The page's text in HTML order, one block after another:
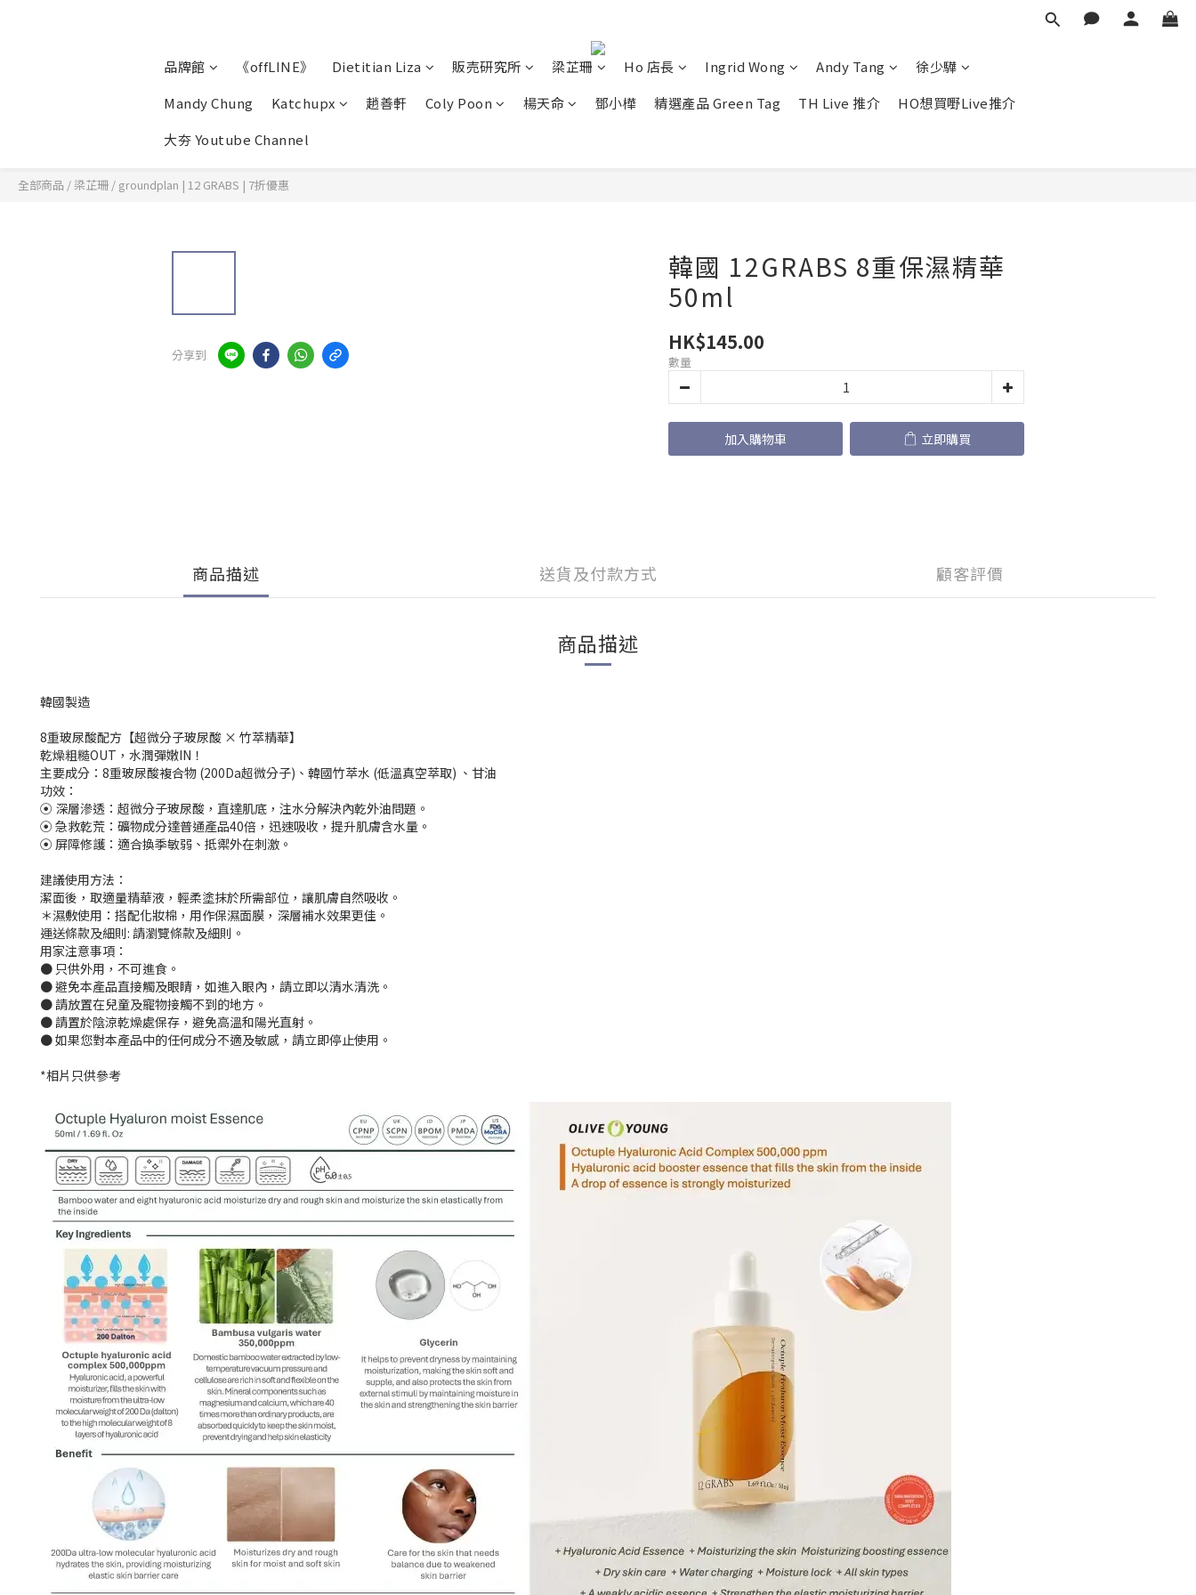
品牌館 《offLINE》 Dietitian Liza 販売研究所 梁芷珊 Ho 店長 Ingrid Wong Andy Tang
徐少驊
Mandy Chung
Katchupx 趙善軒 Coly Poon 楊天命 鄧小樺 精選產品 Green Tag TH Live 推介
HO想買嘢Live推介
大夯 Youtube Channel
全部商品 / 梁芷珊 / groundplan | 12 GRABS | 7折優惠
分享到
韓國 12GRABS 8重保濕精華
50ml
HK$145.00
數量
加入購物車 立即購買
商品描述 送貨及付款方式 顧客評價
商品描述
韓國製造
8重玻尿酸配方【超微分子玻尿酸 × 竹萃精華】
乾燥粗糙OUT，水潤彈嫩IN！
主要成分：8重玻尿酸複合物 (200Da超微分子)、韓國竹萃水 (低溫真空萃取) 、甘油
功效：
⦿ 深層滲透：超微分子玻尿酸，直達肌底，注水分解決內乾外油問題。
⦿ 急救乾荒：礦物成分達普通產品40倍，迅速吸收，提升肌膚含水量。
⦿ 屏障修護：適合換季敏弱、抵禦外在刺激。
建議使用方法：
潔面後，取適量精華液，輕柔塗抹於所需部位，讓肌膚自然吸收。
＊濕敷使用：搭配化妝棉，用作保濕面膜，深層補水效果更佳。
運送條款及細則: 請瀏覽條款及細則。
用家注意事項：
● 只供外用，不可進食。
● 避免本產品直接觸及眼睛，如進入眼內，請立即以清水清洗。
● 請放置在兒童及寵物接觸不到的地方。
● 請置於陰涼乾燥處保存，避免高溫和陽光直射。
● 如果您對本產品中的任何成分不適及敏感，請立即停止使用。
*相片只供參考